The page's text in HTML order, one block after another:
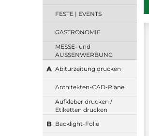
FESTE | EVENTS
GASTRONOMIE
MESSE- und
AUSSENWERBUNG
A Abiturzeitung drucken
Architekten-CAD-Pläne
Aufkleber drucken /
Etiketten drucken
B Backlight-Folie